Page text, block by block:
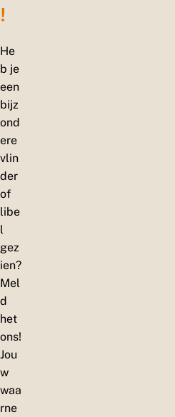
!
He
b je
een
bijz
ond
ere
vlin
der
of
libe
l
gez
ien?
Mel
d
het
ons!
Jou
w
waa
rne